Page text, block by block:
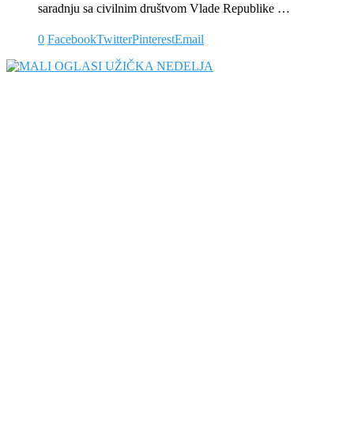
saradnju sa civilnim društvom Vlade Republike …
0 FacebookTwitterPinterestEmail